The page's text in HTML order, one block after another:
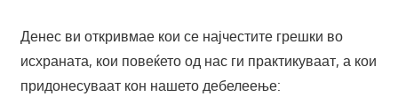
Денес ви откривмае кои се најчестите грешки во
исхраната, кои повеќето од нас ги практикуваат, а кои
придонесуваат кон нашето дебелеење: